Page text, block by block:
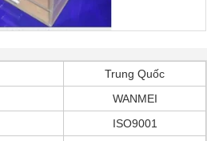
Trung Quốc
WANMEI
ISO9001